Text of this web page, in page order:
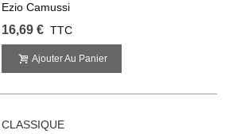
Ezio Camussi
16,69 € TTC
Ajouter Au Panier
CLASSIQUE